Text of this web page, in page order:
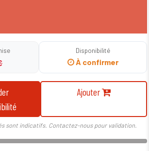
Disponibilité
À confirmer
Ajouter
sont indicatifs. Contactez-nous pour validation.